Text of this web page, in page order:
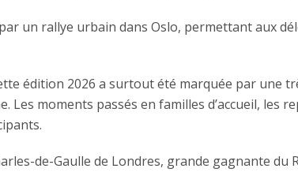
un rallye urbain dans Oslo, permettant aux
édition 2026 a surtout été marquée par une
Les moments passés en familles d’accueil, les
de-Gaulle de Londres, grande gagnante du